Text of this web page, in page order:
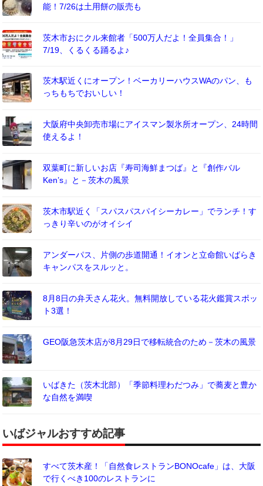
能！7/26は土用餅の販売も
茨木市おにクル来館者「500万人だよ！全員集合！」
7/19、くるくる踊るよ♪
茨木駅近くにオープン！ベーカリーハウスWAのパン、も
っちもちでおいしい！
大阪府中央卸売市場にアイスマン製氷所オープン、24時間
使えるよ！
双葉町に新しいお店『寿司海鮮まつば』と『創作バル
Ken’s』と－茨木の風景
茨木市駅近く「スパスパスパイシーカレー」でランチ！す
っきり辛いのがオイシイ
アンダーパス、片側の歩道開通！イオンと立命館いばらき
キャンパスをスルッと。
8月8日の弁天さん花火。無料開放している花火鑑賞スポッ
ト3選！
GEO阪急茨木店が8月29日で移転統合のため－茨木の風景
いばきた（茨木北部）「季節料理わだつみ」で蕎麦と豊か
な自然を満喫
いばジャルおすすめ記事
すべて茨木産！「自然食レストランBONOcafe」は、大阪
で行くべき100のレストランに